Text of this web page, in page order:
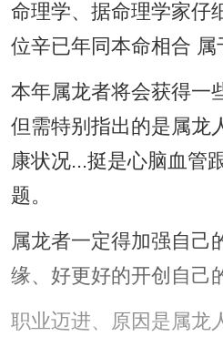
命理学、据命理学家仔
位辛已年同本命相合 属
本年属龙者将会获得一
但需特别指出的是属龙
康状况...挺是心脑血管
题。
属龙者一定得加强自己
缘、好更好的开创自己
职业迈进、原因是属龙